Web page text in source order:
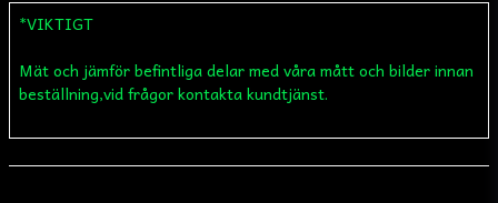
name
Namn
email
*VIKTIGT
Mät och jämför befintliga delar med våra mått och bilder innan
beställning,vid frågor kontakta kundtjänst.